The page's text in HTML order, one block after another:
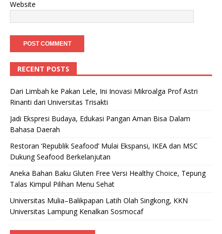
Website
RECENT POSTS
Dari Limbah ke Pakan Lele, Ini Inovasi Mikroalga Prof Astri
Rinanti dari Universitas Trisakti
Jadi Ekspresi Budaya, Edukasi Pangan Aman Bisa Dalam
Bahasa Daerah
Restoran ‘Republik Seafood’ Mulai Ekspansi, IKEA dan MSC
Dukung Seafood Berkelanjutan
Aneka Bahan Baku Gluten Free Versi Healthy Choice, Tepung
Talas Kimpul Pilihan Menu Sehat
Universitas Mulia–Balikpapan Latih Olah Singkong, KKN
Universitas Lampung Kenalkan Sosmocaf